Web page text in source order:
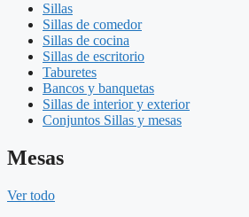
Sillas
Sillas de comedor
Sillas de cocina
Sillas de escritorio
Taburetes
Bancos y banquetas
Sillas de interior y exterior
Conjuntos Sillas y mesas
Mesas
Ver todo